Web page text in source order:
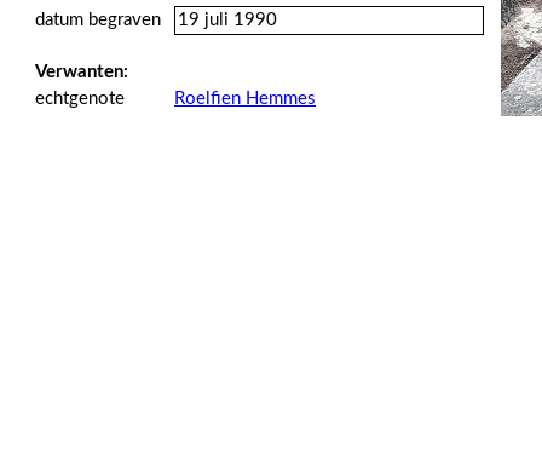
datum begraven
Verwanten:
echtgenote
Roelfien Hemmes